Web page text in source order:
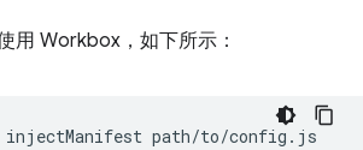
用 Workbox，如下所示：
injectManifest